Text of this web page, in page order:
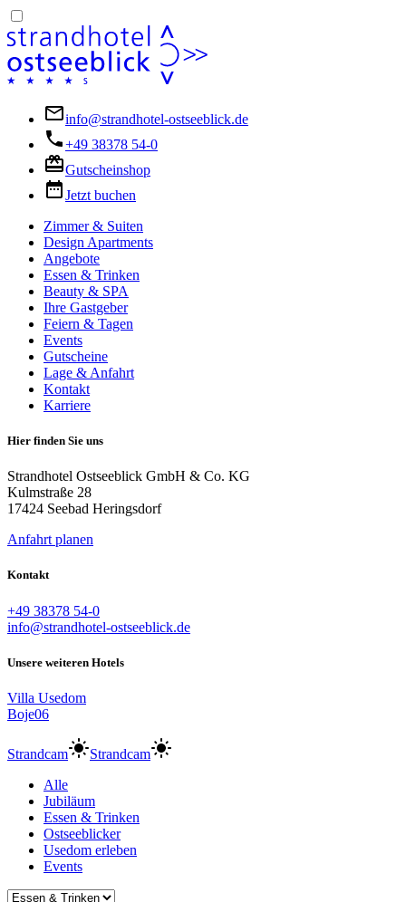
info@strandhotel-ostseeblick.de
+49 38378 54-0
Gutscheinshop
Jetzt buchen
Zimmer & Suiten
Design Apartments
Angebote
Essen & Trinken
Beauty & SPA
Ihre Gastgeber
Feiern & Tagen
Events
Gutscheine
Lage & Anfahrt
Kontakt
Karriere
Hier finden Sie uns
Strandhotel Ostseeblick GmbH & Co. KG
Kulmstraße 28
17424 Seebad Heringsdorf
Anfahrt planen
Kontakt
+49 38378 54-0
info@strandhotel-ostseeblick.de
Unsere weiteren Hotels
Villa Usedom
Boje06
Strandcam
Strandcam
Alle
Jubiläum
Essen & Trinken
Ostseeblicker
Usedom erleben
Events